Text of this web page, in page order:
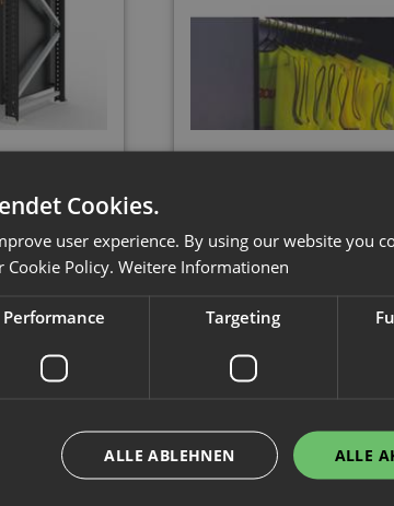
Demnächst
Cookies.
user experience. By using our website you
Cookie Policy. Weitere Informationen
Performance Targeting
ALLE
ALLE ABLEHNEN